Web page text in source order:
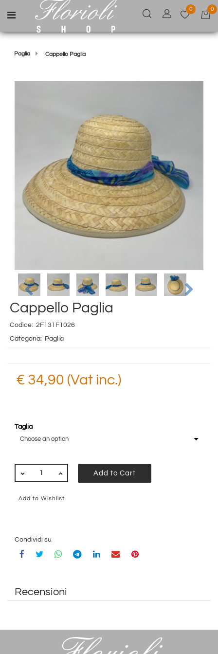
Open menu
0 0
Paglia Cappello Paglia
Cappello Paglia
Codice: 2F131F1026
Categoria:
Paglia
€ 34,90 (Vat inc.)
Taglia
Choose an option
Add to Cart
Add to Wishlist
Condividi su
Recensioni